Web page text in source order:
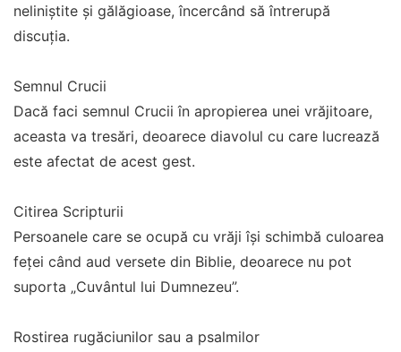
neliniștite și gălăgioase, încercând să întrerupă
discuția.
Semnul Crucii
Dacă faci semnul Crucii în apropierea unei vrăjitoare,
aceasta va tresări, deoarece diavolul cu care lucrează
este afectat de acest gest.
Citirea Scripturii
Persoanele care se ocupă cu vrăji își schimbă culoarea
feței când aud versete din Biblie, deoarece nu pot
suporta „Cuvântul lui Dumnezeu”.
Rostirea rugăciunilor sau a psalmilor